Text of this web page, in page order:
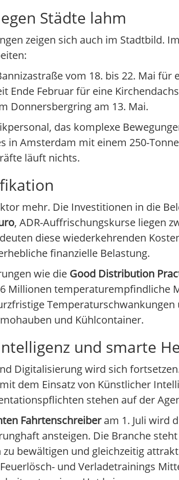
Städte lahm
zeigen sich auch im Stadtbild.
vom 18. bis 22. Mai für
Ende Februar für eine
Donnersbergring am 13. Mai.
das komplexe
in Amsterdam mit einem 250-
läuft nichts.
mehr. Die Investitionen in die
, ADR-Auffrischungskurse liegen
diese wiederkehrenden
finanzielle Belastung.
wie die Good Distribution
Millionen temperaturempfindliche
und Kühlcontainer.
und smarte
Digitalisierung wird sich
dem Einsatz von Künstlicher
stehen auf der
Fahrtenschreiberam 1. Juli wird
ansteigen. Die Branche
bewältigen und gleichzeitig
und Verladetrainings